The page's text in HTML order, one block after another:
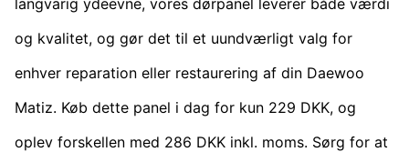
og kvalitet, og gør det til et uundværligt valg for
enhver reparation eller restaurering af din Daewoo
Matiz. Køb dette panel i dag for kun 229 DKK, og
oplev forskellen med 286 DKK inkl. moms. Sørg for at